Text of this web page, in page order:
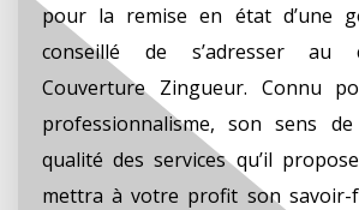
pour la remise en état d’une
conseillé de s’adresser au
Couverture Zingueur. Connu
professionnalisme, son sens
qualité des services qu’il
mettra à votre profit son savoir-